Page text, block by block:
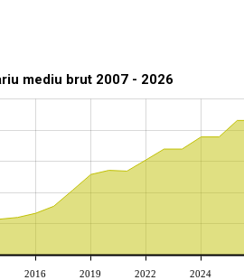
mediu brut 2007 - 2026
2016 2019 2022 2024